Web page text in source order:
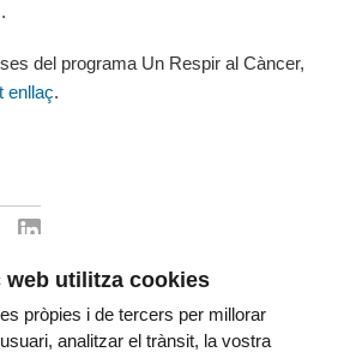
del programa Un Respir al Càncer,
enllaç.
web utilitza cookies
pròpies i de tercers per millorar
analitzar el trànsit, la vostra